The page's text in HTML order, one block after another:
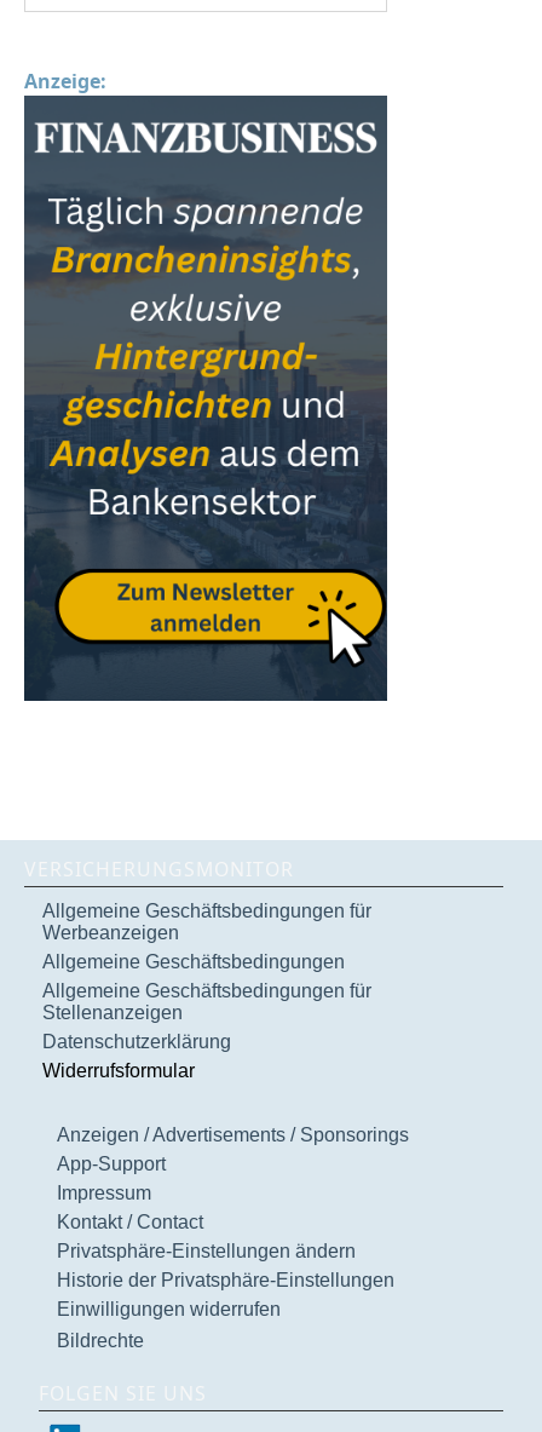
Anzeige:
VERSICHERUNGSMONITOR
Allgemeine Geschäftsbedingungen für
Werbeanzeigen
Allgemeine Geschäftsbedingungen
Allgemeine Geschäftsbedingungen für
Stellenanzeigen
Datenschutzerklärung
Widerrufsformular
Anzeigen / Advertisements / Sponsorings
App-Support
Impressum
Kontakt / Contact
Privatsphäre-Einstellungen ändern
Historie der Privatsphäre-Einstellungen
Einwilligungen widerrufen
Bildrechte
FOLGEN SIE UNS